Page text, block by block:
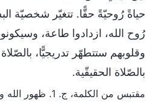
حياةً رُوحيّةً حقًّا. تتغيّر شخصيّة
رُوح الله، ازدادوا طاعة،
وقلوبهم ستتطهّر تدريجيًّا،
بالصّلاة الحقيقّية.
مقتبس من الكلمة،